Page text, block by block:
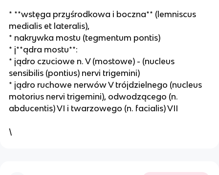
* **wstęga przyśrodkowa i boczna** (lemniscus
medialis et lateralis),
* nakrywka mostu (tegmentum pontis)
* j**ądra mostu**:
* jądro czuciowe n. V (mostowe) - (nucleus
sensibilis (pontius) nervi trigemini)
* jądro ruchowe nerwów V trójdzielnego (nucleus
motorius nervi trigemini), odwodzącego (n.
abducentis) VI i twarzowego (n. facialis) VII
\